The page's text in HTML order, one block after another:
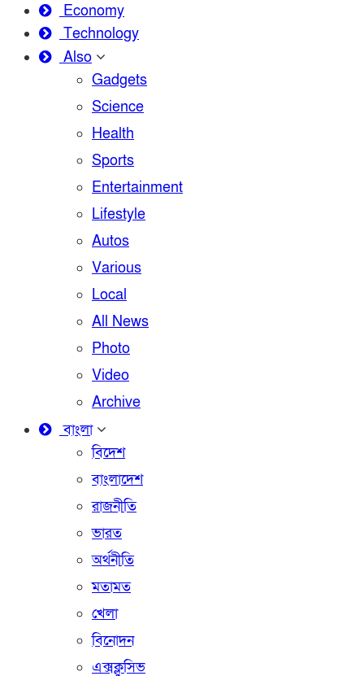
Economy
Technology
Also
Gadgets
Science
Health
Sports
Entertainment
Lifestyle
Autos
Various
Local
All News
Photo
Video
Archive
বাংলা
বিদেশ
বাংলাদেশ
রাজনীতি
ভারত
অর্থনীতি
মতামত
খেলা
বিনোদন
এক্সক্লুসিভ